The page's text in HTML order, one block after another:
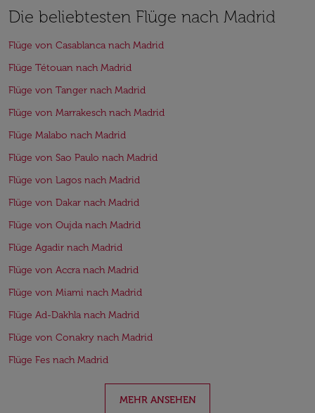
Die beliebtesten Flüge nach Madrid
Flüge von Casablanca nach Madrid
Flüge Tétouan nach Madrid
Flüge von Tanger nach Madrid
Flüge von Marrakesch nach Madrid
Flüge Malabo nach Madrid
Flüge von Sao Paulo nach Madrid
Flüge von Lagos nach Madrid
Flüge von Dakar nach Madrid
Flüge von Oujda nach Madrid
Flüge Agadir nach Madrid
Flüge von Accra nach Madrid
Flüge von Miami nach Madrid
Flüge Ad-Dakhla nach Madrid
Flüge von Conakry nach Madrid
Flüge Fes nach Madrid
MEHR ANSEHEN